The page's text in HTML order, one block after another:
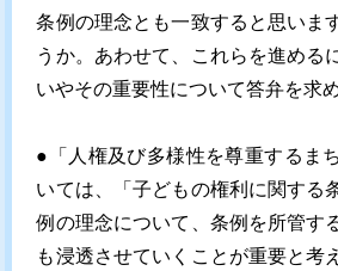
条例の理念とも一致すると思いま
うか。あわせて、これらを進める
いやその重要性について答弁を求
●「人権及び多様性を尊重するま
いては、「子どもの権利に関する
例の理念について、条例を所管す
も浸透させていくことが重要と考